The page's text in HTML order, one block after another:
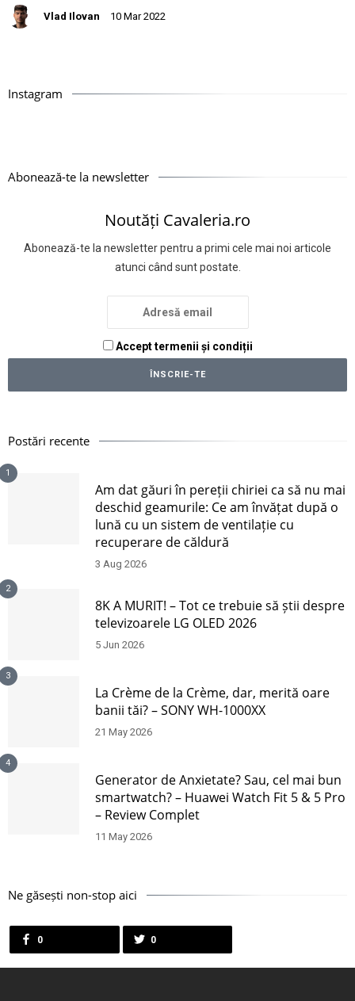
Vlad Ilovan 10 Mar 2022
Instagram
Abonează-te la newsletter
Noutăți Cavaleria.ro
Abonează-te la newsletter pentru a primi cele mai noi articole
atunci când sunt postate.
Accept termenii și condiții
Postări recente
1
Am dat găuri în pereții chiriei ca să nu mai
deschid geamurile: Ce am învățat după o
lună cu un sistem de ventilație cu
recuperare de căldură
3 Aug 2026
2
8K A MURIT! – Tot ce trebuie să știi despre
televizoarele LG OLED 2026
5 Jun 2026
3
La Crème de la Crème, dar, merită oare
banii tăi? – SONY WH-1000XX
21 May 2026
4
Generator de Anxietate? Sau, cel mai bun
smartwatch? – Huawei Watch Fit 5 & 5 Pro
– Review Complet
11 May 2026
Ne găsești non-stop aici
0 0